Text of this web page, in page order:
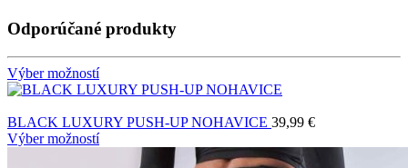
Odporúčané produkty
Výber možností
BLACK LUXURY PUSH-UP NOHAVICE 39,99 €
Výber možností